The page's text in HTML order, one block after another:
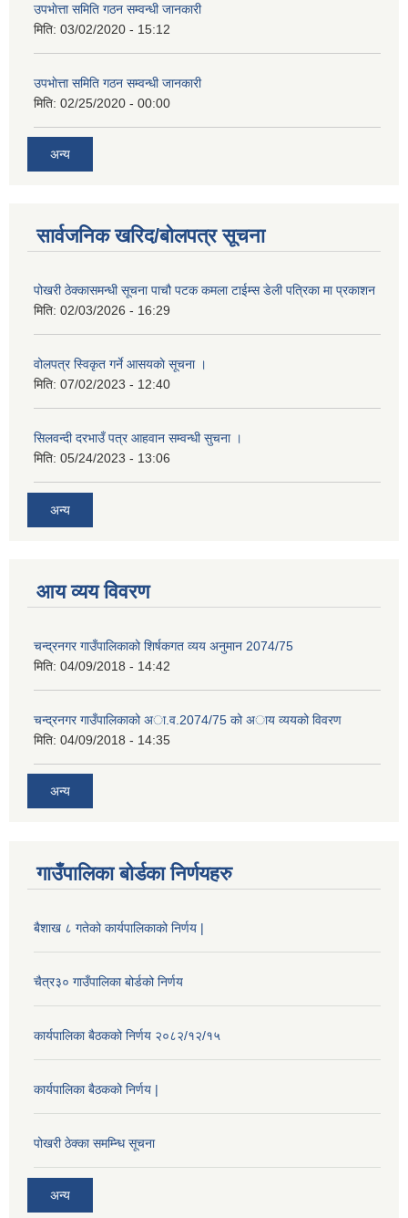
उपभाेत्ता समिति गठन सम्वन्धी जानकारी
मिति: 03/02/2020 - 15:12
उपभाेत्ता समिति गठन सम्वन्धी जानकारी
मिति: 02/25/2020 - 00:00
अन्य
सार्वजनिक खरिद/बोलपत्र सूचना
पोखरी ठेक्कासमन्धी सूचना पाचौ पटक कमला टाईम्स डेली पत्रिका मा प्रकाशन
मिति: 02/03/2026 - 16:29
वोलपत्र स्विकृत गर्ने आसयकाे सूचना ।
मिति: 07/02/2023 - 12:40
सिलवन्दी दरभाउँ पत्र आहवान सम्वन्धी सुचना ।
मिति: 05/24/2023 - 13:06
अन्य
आय व्यय विवरण
चन्द्रनगर गाउँपालिकाको शिर्षकगत व्यय अनुमान 2074/75
मिति: 04/09/2018 - 14:42
चन्द्रनगर गाउँपालिकाको अा‍‍‍.व.2074/75 को अाय व्ययको विवरण
मिति: 04/09/2018 - 14:35
अन्य
गाउँपालिका बोर्डका निर्णयहरु
बैशाख ८ गतेको कार्यपालिकाको निर्णय |
चैत्र३० गाउँपालिका बोर्डको निर्णय
कार्यपालिका बैठकको निर्णय २०८२/१२/१५
कार्यपालिका बैठकको निर्णय |
पोखरी ठेक्का समम्न्धि सूचना
अन्य